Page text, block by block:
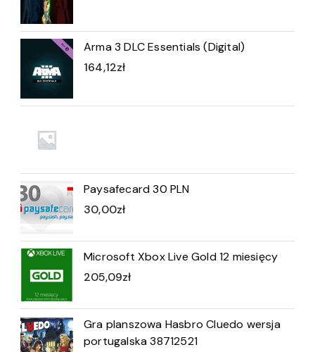
Arma 3 DLC Essentials (Digital)
164,12zł
Paysafecard 30 PLN
30,00zł
Microsoft Xbox Live Gold 12 miesięcy
205,09zł
Gra planszowa Hasbro Cluedo wersja
portugalska 38712521